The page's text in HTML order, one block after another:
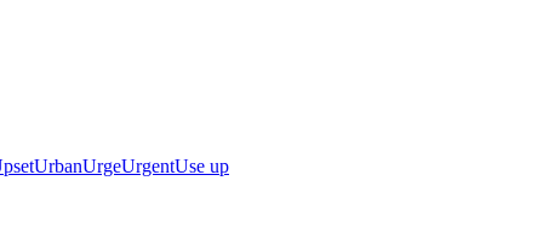
UrbanUrgeUrgentUse up